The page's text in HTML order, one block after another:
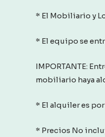
* El Mobiliario y
* El equipo se
IMPORTANTE:
mobiliario haya
* El alquiler es
* Precios No